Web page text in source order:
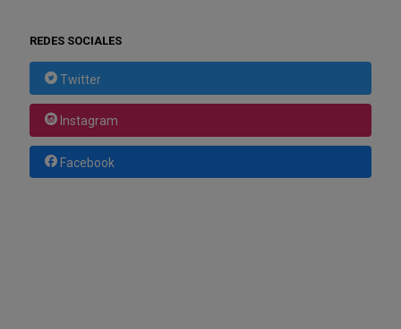
REDES SOCIALES
Twitter
Instagram
Facebook